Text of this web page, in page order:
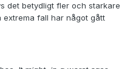
det betydligt fler och starkare
extrema fall har något gått